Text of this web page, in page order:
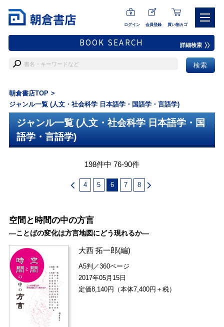
ログイン 会員登録 買い物カゴ
BOOK SEARCH 詳細検索
朝倉書店TOP
ジャンル一覧 (人文・社会科学 日本語学・国語学・言語学)
ジャンル一覧 (人文・社会科学 日本語学・国
語学・言語学)
198件中 76-90件
4 5 6 7 8
空間と時間の中の方言
―ことばの変化は方言地図にどう現れるか―
大西 拓一郎(編)
A5判／360ページ
2017年05月15日
定価8,140円（本体7,400円＋税）